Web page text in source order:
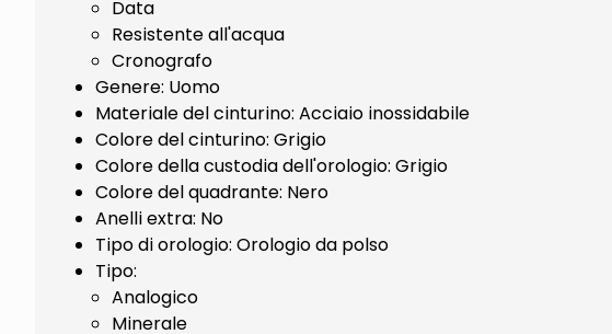
Data
Resistente all'acqua
Cronografo
Genere: Uomo
Materiale del cinturino: Acciaio inossidabile
Colore del cinturino: Grigio
Colore della custodia dell'orologio: Grigio
Colore del quadrante: Nero
Anelli extra: No
Tipo di orologio: Orologio da polso
Tipo:
Analogico
Minerale